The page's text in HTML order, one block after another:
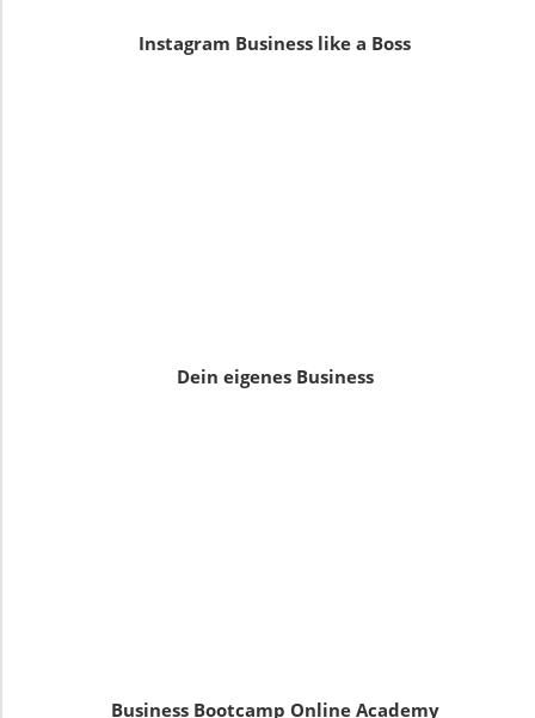
Instagram Business like a Boss
Dein eigenes Business
Business Bootcamp Online Academy